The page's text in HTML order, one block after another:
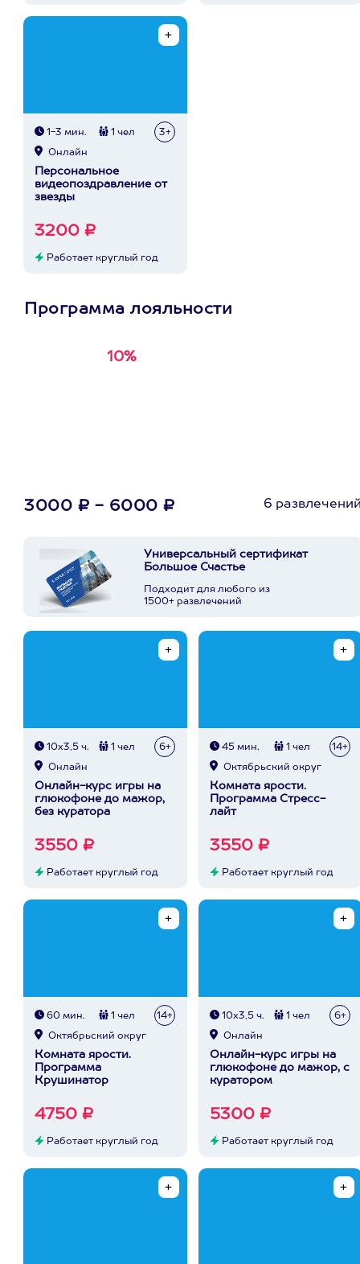
1-3 мин. 1 чел 3+
Онлайн
Персональное
видеопоздравление от
звезды
3200 ₽
Работает круглый год
Программа лояльности
10%
3000 ₽ - 6000 ₽ 6
Универсальный сертификат
Большое Счастье
Подходит для любого из
1500+ развлечений
10х3,5 ч. 1 чел 6+
Онлайн
Онлайн-курс игры на
глюкофоне до мажор,
без куратора
3550 ₽
Работает круглый год
45 мин. 1 чел 14+
Октябрьский округ
Комната ярости.
Программа Стресс-
лайт
3550 ₽
Работает круглый год
60 мин. 1 чел 14+
Октябрьский округ
Комната ярости.
Программа
Крушинатор
4750 ₽
Работает круглый год
10х3,5 ч. 1 чел 6+
Онлайн
Онлайн-курс игры на
глюкофоне до мажор, с
куратором
5300 ₽
Работает круглый год